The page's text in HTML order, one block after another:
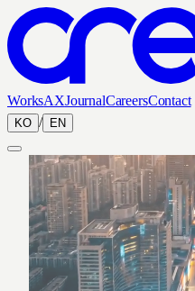
WorksAXJournalCareersContact
KO / EN